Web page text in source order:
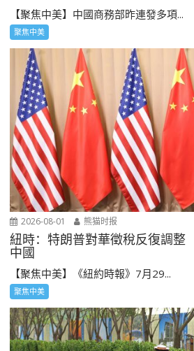
【聚焦中美】中國商務部昨連發多項...
聚焦中美
2026-08-01 熊猫时报
紐時：特朗普對華徵稅反復調
中國
【聚焦中美】《紐約時報》7月29...
聚焦中美